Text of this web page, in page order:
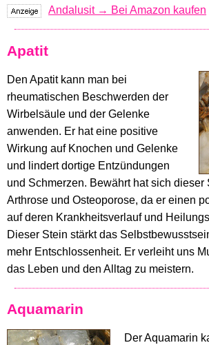
Andalusit → Bei Amazon kaufen
Apatit
Den Apatit kann man bei
rheumatischen Beschwerden der
Wirbelsäule und der Gelenke
anwenden. Er hat eine positive
Wirkung auf Knochen und Gelenke
und lindert dortige Entzündungen
und Schmerzen. Bewährt hat sich dieser
Arthrose und Osteoporose, da er einen
auf deren Krankheitsverlauf und
Dieser Stein stärkt das
mehr Entschlossenheit. Er verleiht uns
das Leben und den Alltag zu meistern.
Aquamarin
Der Aquamarin